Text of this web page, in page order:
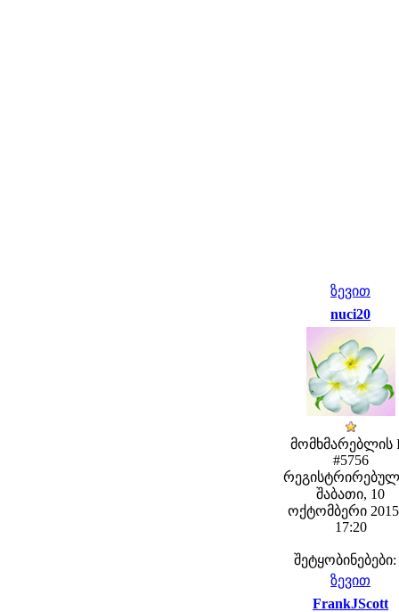
ზევით
nuci20
მომხმარებლის
#5756
შაბათი, 10
ოქტომბერი
17:20
შეტყობინებები:
ზევით
FrankJScott